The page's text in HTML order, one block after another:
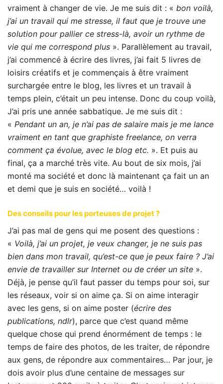
vraiment à changer de vie. Je me suis dit : « bon voilà,
j’ai un travail qui me stresse, il faut que je trouve une
solution pour pallier ce stress-là, avoir un rythme de
vie qui me correspond plus ». Parallèlement au travail,
j’ai commencé à écrire des livres, j’ai fait 5 livres de
loisirs créatifs et je commençais à être vraiment
surchargée entre le blog, les livres et un travail à
temps plein, c’était un peu intense. Donc du coup voilà,
J’ai pris une année sabbatique. Je me suis dit :
« Pendant un an, je n’ai pas de salaire mais je me lance
vraiment en tant que graphiste freelance, on verra
comment ça évolue, avec le blog etc. ». Et puis au
final, ça a marché très vite. Au bout de six mois, j’ai
monté ma société et donc là maintenant ça fait un an
et demi que je suis en société… voilà !
Des conseils pour les porteuses de projet ?
J’ai pas mal de gens qui me posent des questions :
« Voilà, j’ai un projet, je veux changer, je ne suis pas
bien dans mon travail, qu’est-ce que je peux faire ? J’ai
envie de travailler sur Internet ou de créer un site ».
Déjà, je pense qu’il faut passer du temps pour soi, sur
les réseaux, voir si on aime ça. Si on aime interagir
avec les gens, si on aime poster (écrire des
publications, ndlr), parce que c’est quand même
quelque chose qui prend énormément de temps : le
temps de faire des photos, de les traiter, de répondre
aux gens, de répondre aux commentaires… Par jour, je
dois avoir plus d’une centaine de messages sur